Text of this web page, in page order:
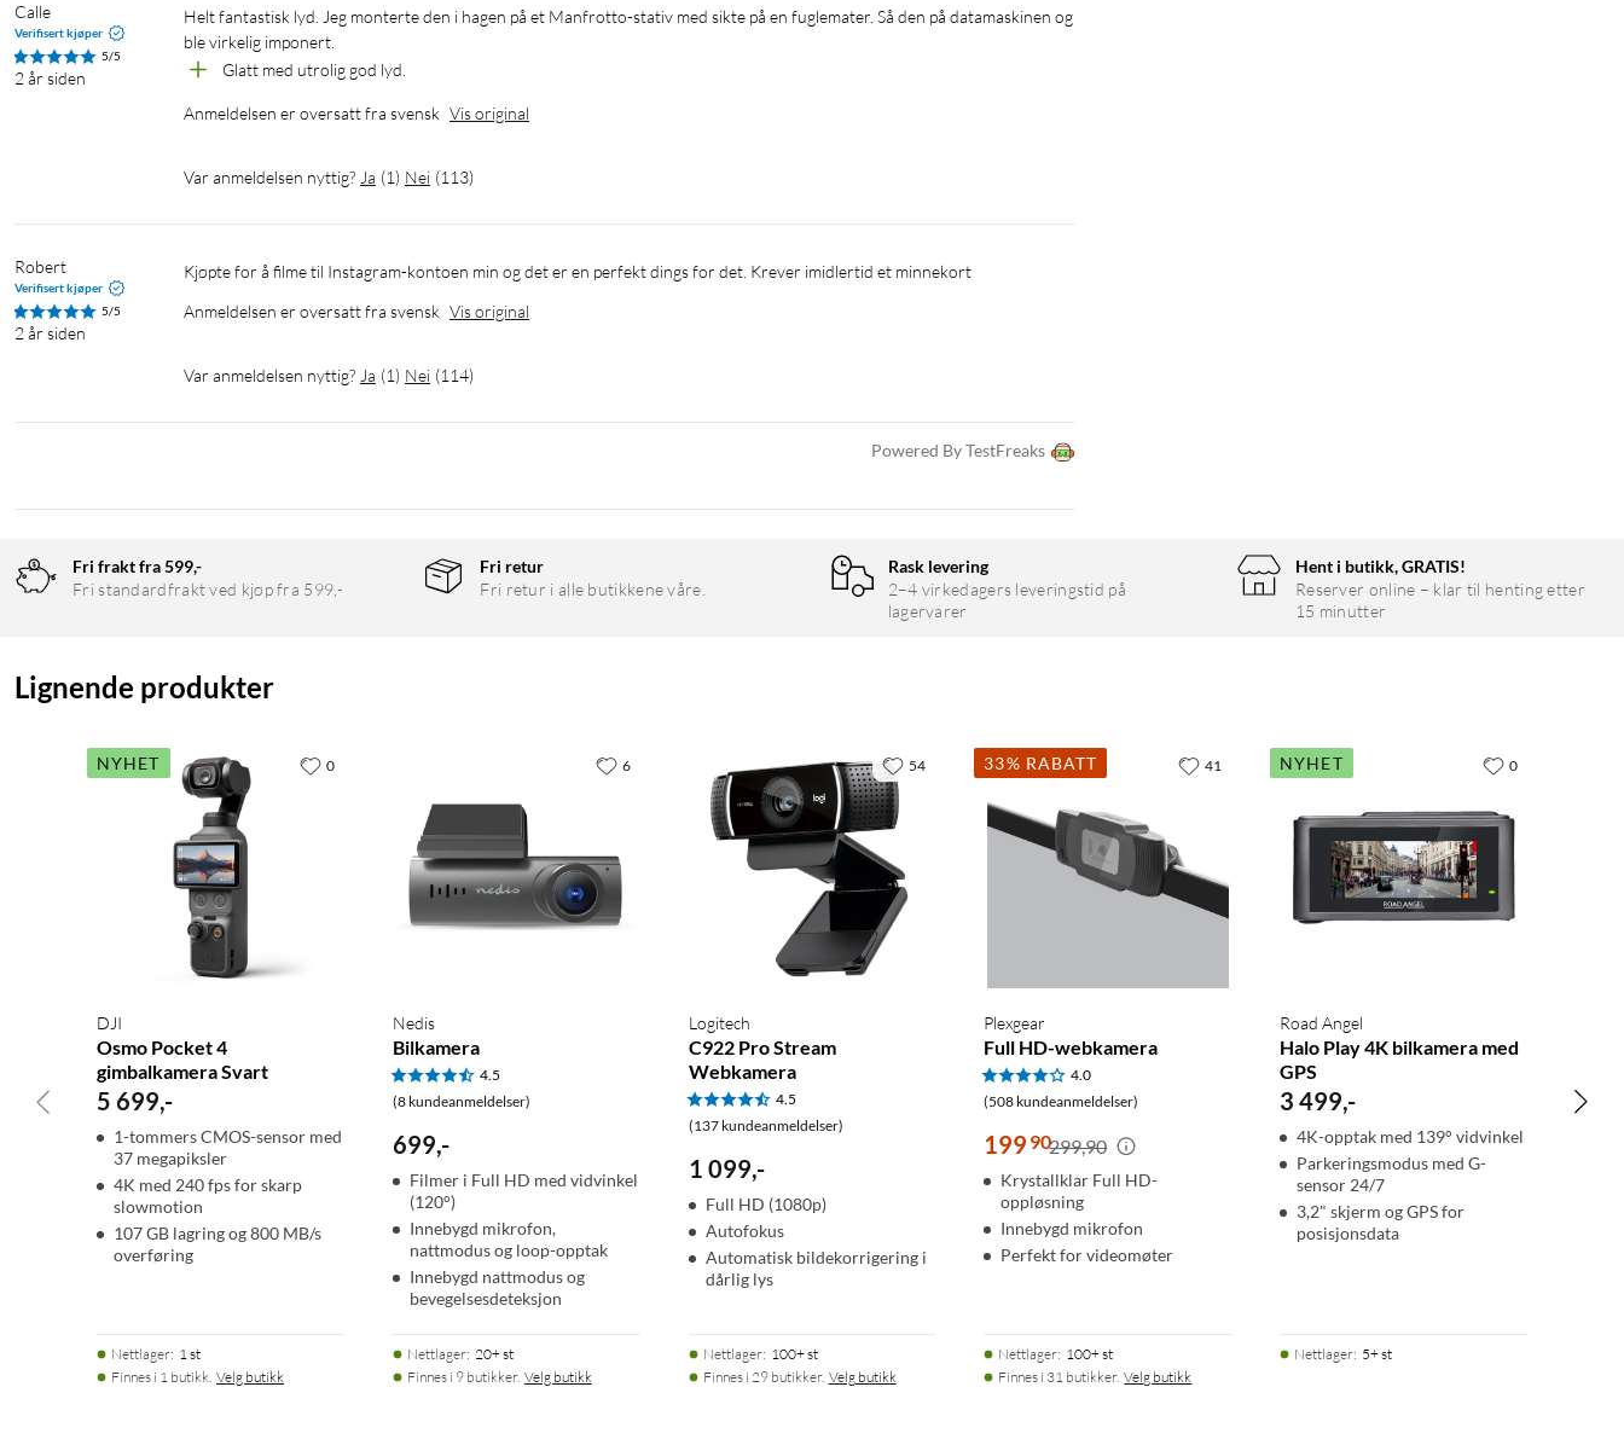
Calle
Verifisert kjøper
5/5
2 år siden
Helt fantastisk lyd. Jeg monterte den i hagen på et Manfrotto-stativ med sikte på en fuglemater. Så den på datamaskinen og
ble virkelig imponert.
Glatt med utrolig god lyd.
Anmeldelsen er oversatt fra svensk Vis original
Var anmeldelsen nyttig? Ja (1) Nei (113)
Robert
Verifisert kjøper
5/5
2 år siden
Kjøpte for å filme til Instagram-kontoen min og det er en perfekt dings for det. Krever imidlertid et minnekort
Anmeldelsen er oversatt fra svensk Vis original
Var anmeldelsen nyttig? Ja (1) Nei (114)
Powered By TestFreaks
Fri frakt fra 599,-
Fri standardfrakt ved kjøp fra 599,-
Fri retur
Fri retur i alle butikkene våre.
Rask levering
2–4 virkedagers leveringstid på
lagervarer
Hent i butikk, GRATIS!
Reserver online – klar til henting etter
15 minutter
Lignende produkter
NYHET
DJI
Osmo Pocket 4
gimbalkamera Svart
5 699,-
1-tommers CMOS-sensor med
37 megapiksler
4K med 240 fps for skarp
slowmotion
107 GB lagring og 800 MB/s
overføring
Nettlager: 1 st
Finnes i 1 butikk. Velg butikk
0
Nedis
Bilkamera
4.5
(8 kundeanmeldelser)
699,-
Filmer i Full HD med vidvinkel
(120°)
Innebygd mikrofon,
nattmodus og loop-opptak
Innebygd nattmodus og
bevegelsesdeteksjon
Nettlager: 20+ st
Finnes i 9 butikker. Velg butikk
6
Logitech
C922 Pro Stream
Webkamera
4.5
(137 kundeanmeldelser)
1 099,-
Full HD (1080p)
Autofokus
Automatisk bildekorrigering i
dårlig lys
Nettlager: 100+ st
Finnes i 29 butikker. Velg butikk
54 33% RABATT
Plexgear
Full HD-webkamera
4.0
(508 kundeanmeldelser)
199 90299,90
Krystallklar Full HD-
oppløsning
Innebygd mikrofon
Perfekt for videomøter
Nettlager: 100+ st
Finnes i 31 butikker. Velg butikk
41 NYHET
Road Angel
Halo Play 4K bilkamera med
GPS
3 499,-
4K-opptak med 139° vidvinkel
Parkeringsmodus med G-
sensor 24/7
3,2" skjerm og GPS for
posisjonsdata
Nettlager: 5+ st
0